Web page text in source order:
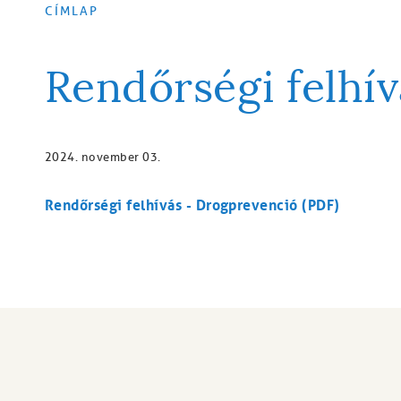
CÍMLAP
Rendőrségi
2024. november 03.
Rendőrségi felhívás - Drogprevenció (PDF)